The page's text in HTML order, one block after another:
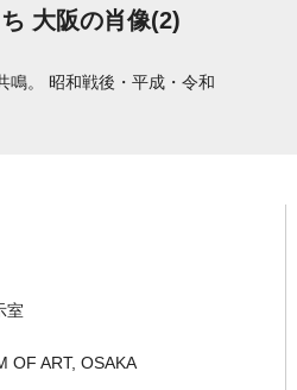
大阪の肖像(2)
鳴。 昭和戦後・平成・令和
室
OF ART, OSAKA